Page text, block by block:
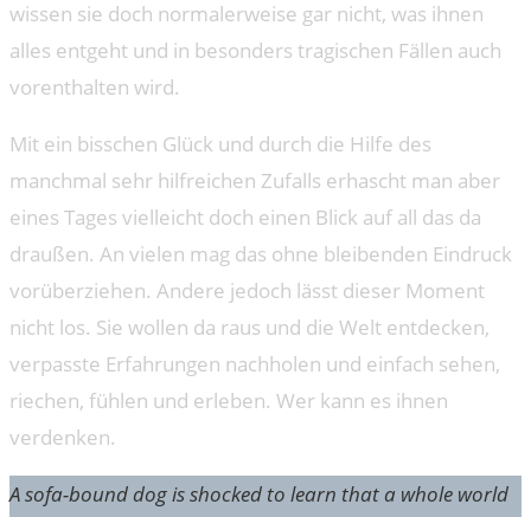
wissen sie doch normalerweise gar nicht, was ihnen
alles entgeht und in besonders tragischen Fällen auch
vorenthalten wird.
Mit ein bisschen Glück und durch die Hilfe des
manchmal sehr hilfreichen Zufalls erhascht man aber
eines Tages vielleicht doch einen Blick auf all das da
draußen. An vielen mag das ohne bleibenden Eindruck
vorüberziehen. Andere jedoch lässt dieser Moment
nicht los. Sie wollen da raus und die Welt entdecken,
verpasste Erfahrungen nachholen und einfach sehen,
riechen, fühlen und erleben. Wer kann es ihnen
verdenken.
A sofa-bound dog is shocked to learn that a whole world